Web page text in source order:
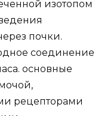
изотопом
почки.
соединение
основные
рецепторами